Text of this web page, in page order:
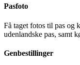
Pasfoto
Få taget fotos til pas og
udenlandske pas, samt
Genbestillinger